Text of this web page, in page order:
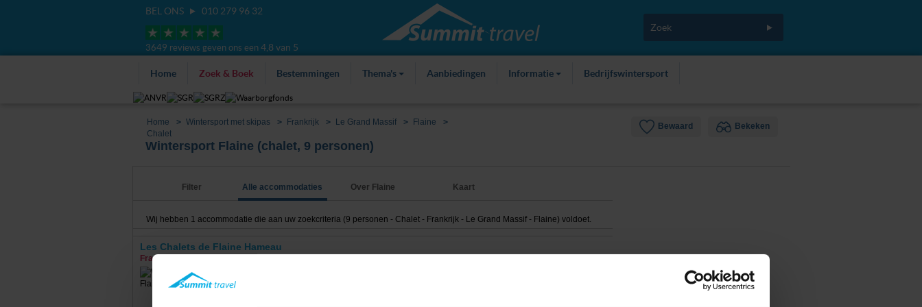
BEL ONS 010 279 96 32
3649 reviews geven ons een 4,8 van 5
Home Zoek & Boek Bestemmingen Thema's Aanbiedingen Informatie Bedrijfswintersport
Bewaard Bekeken
Home Wintersport met skipas Frankrijk Le Grand Massif
Flaine
Chalet
Wintersport Flaine (chalet, 9 personen)
Filter Alle accommodaties Over Flaine Kaart
Wij hebben 1 accommodatie die aan uw zoekcriteria (9 personen - Chalet - Frankrijk - Le Grand Massif - Flaine) voldoet.
Les Chalets de Flaine Hameau
Frankrijk